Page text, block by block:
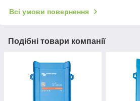
Всі умови повернення
Подібні товари компанії